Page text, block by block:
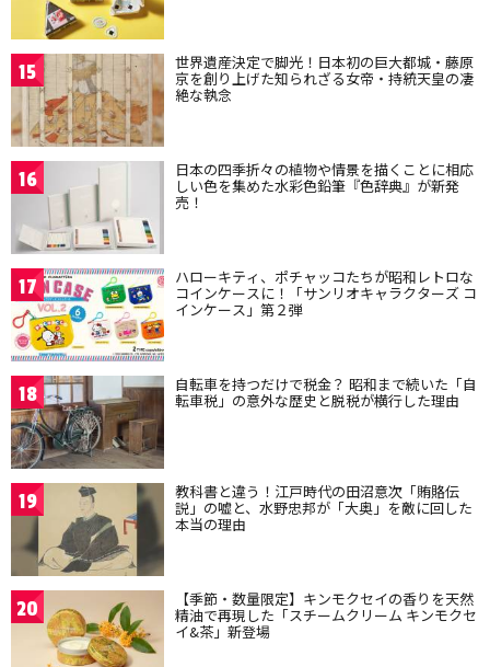
15 世界遺産決定で脚光！日本初の巨大都城・藤原
京を創り上げた知られざる女帝・持統天皇の凄
絶な執念
16 日本の四季折々の植物や情景を描くことに相応
しい色を集めた水彩色鉛筆『色辞典』が新発
売！
17 ハローキティ、ポチャッコたちが昭和レトロな
コインケースに！「サンリオキャラクターズ コ
インケース」第２弾
18 自転車を持つだけで税金？ 昭和まで続いた「自
転車税」の意外な歴史と脱税が横行した理由
19 教科書と違う！江戸時代の田沼意次「賄賂伝
説」の嘘と、水野忠邦が「大奥」を敵に回した
本当の理由
20 【季節・数量限定】キンモクセイの香りを天然
精油で再現した「スチームクリーム キンモクセ
イ&茶」新登場